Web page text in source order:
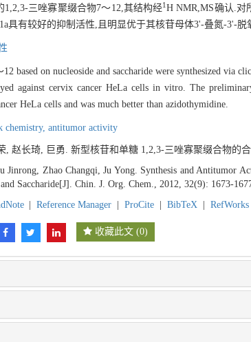
三唑寡聚缀合物7～12,其结构经1H NMR,MS确认.对
具有较好的抑制活性,且明显优于其核苷母体3'-叠氮-3'-脱
based on nucleoside and saccharide were synthesized via
against cervix cancer HeLa cells in vitro. The
HeLa cells and was much better than azidothymidine.
chemistry, antitumor activity
, 赵长琦, 巨勇. 新型核苷和单糖 1,2,3-三唑寡聚缀合物的
Jinrong, Zhao Changqi, Ju Yong. Synthesis and Antitumor
Saccharide[J]. Chin. J. Org. Chem., 2012, 32(9): 1673-
Reference Manager ProCite BibTeX RefWorks
收藏此文 (0)